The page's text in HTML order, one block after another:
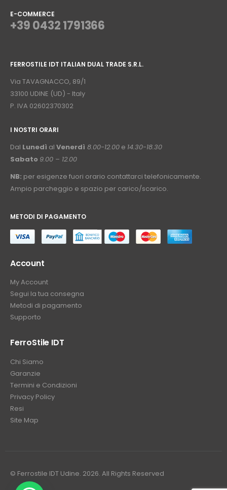
E-COMMERCE
+39 0432 1791366
FERROSTILE IDT ITALIAN DUAL TRADE S.R.L.
Via TAVAGNACCO, 89/1
33100 UDINE (UD) - Italy
P. IVA 02602370302
I NOSTRI ORARI
Dal Lunedì al Venerdì 8.00-12.00 e 14.30-18.30
Sabato 9.00 – 12.00
NB: per esigenze fuori orario contattarci telefonicamente.
Ampio parcheggio e spazio per carico/scarico.
METODI DI PAGAMENTO
Account
My Account
Segui la tua consegna
Metodi di pagamento
Supporto
FerroStile IDT
Chi Siamo
Garanzie
Termini e Condizioni
Privacy Policy
Resi
Site Map
© Ferrostile IDT Udine. 2026. All Rights Reserved